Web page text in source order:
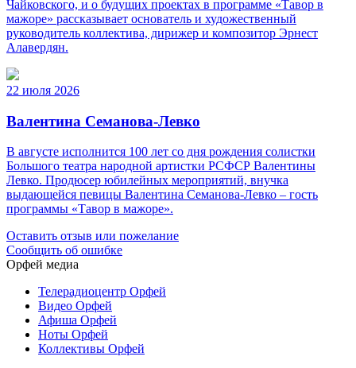
Чайковского, и о будущих проектах в программе «Тавор в
мажоре» рассказывает основатель и художественный
руководитель коллектива, дирижер и композитор Эрнест
Алавердян.
22 июля 2026
Валентина Семанова-Левко
В августе исполнится 100 лет со дня рождения солистки
Большого театра народной артистки РСФСР Валентины
Левко. Продюсер юбилейных мероприятий, внучка
выдающейся певицы Валентина Семанова-Левко – гость
программы «Тавор в мажоре».
Оставить отзыв или пожелание
Сообщить об ошибке
Орфей медиа
Телерадиоцентр Орфей
Видео Орфей
Афиша Орфей
Ноты Орфей
Коллективы Орфей